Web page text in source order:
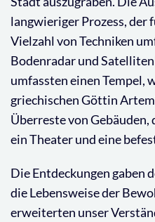
langwieriger Prozess, der
Vielzahl von Techniken
Bodenradar und
umfassten einen Tempel,
griechischen Göttin
Überreste von
ein Theater und eine
Die Entdeckungen gaben
die Lebensweise der
erweiterten unser